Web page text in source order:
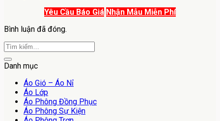
Yêu Cầu Báo Giá Nhận Mẫu Miễn Phí
Bình luận đã đóng.
Danh mục
Áo Gió – Áo Nỉ
Áo Lớp
Áo Phông Đồng Phục
Áo Phông Sự Kiện